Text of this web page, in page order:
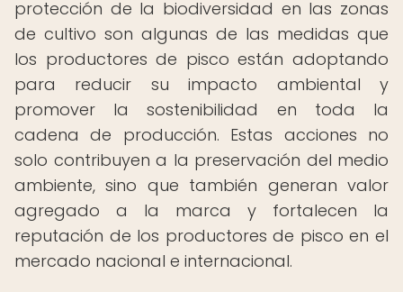
protección de la biodiversidad en las zonas
de cultivo son algunas de las medidas que
los productores de pisco están adoptando
para reducir su impacto ambiental y
promover la sostenibilidad en toda la
cadena de producción. Estas acciones no
solo contribuyen a la preservación del medio
ambiente, sino que también generan valor
agregado a la marca y fortalecen la
reputación de los productores de pisco en el
mercado nacional e internacional.